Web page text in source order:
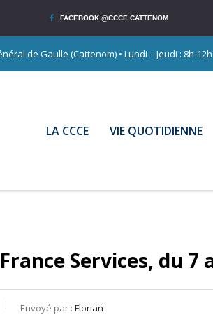
FACEBOOK @CCCE.CATTENOM
de Gaulle (Cattenom) • Lundi – Jeudi : 8h-
LA CCCE VIE QUOTIDIENNE
Services, du 7
Envoyé par : Florian